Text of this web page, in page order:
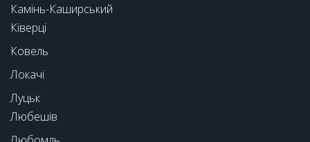
Камінь-Каширський
Ківерці
Ковель
Локачі
Луцьк
Любешів